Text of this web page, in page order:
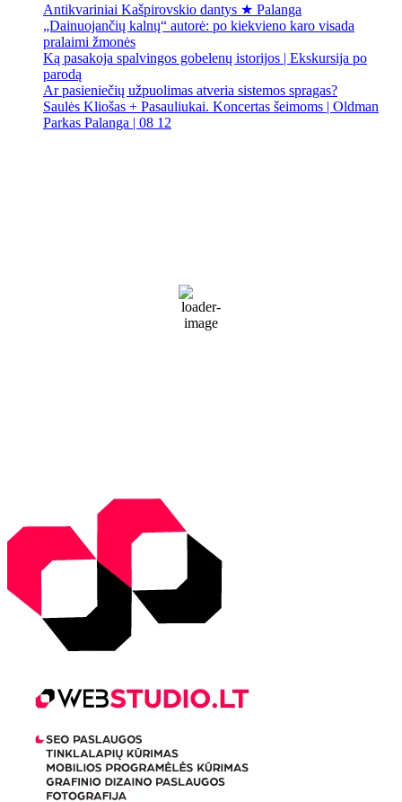
Antikvariniai Kašpirovskio dantys ★ Palanga
„Dainuojančių kalnų“ autorė: po kiekvieno karo visada
pralaimi žmonės
Ką pasakoja spalvingos gobelenų istorijos | Ekskursija po
parodą
Ar pasieniečių užpuolimas atveria sistemos spragas?
Saulės Kliošas + Pasauliukai. Koncertas šeimoms | Oldman
Parkas Palanga | 08 12
74 %